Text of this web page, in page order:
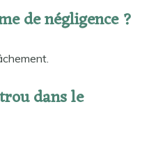
de négligence ?
dans le